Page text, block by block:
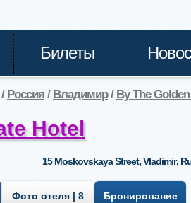
Билеты
/ Россия / Владимир/ By The
Hotel
15 Moskovskaya Street,Vladimir,
Фото отеля | 8 Бронирование